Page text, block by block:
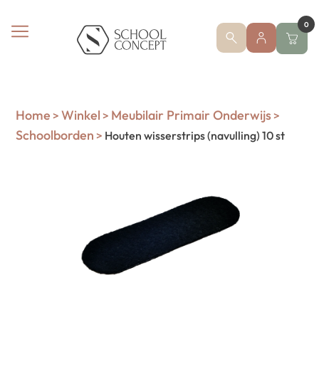
0
Home > Winkel > Meubilair Primair Onderwijs>
Schoolborden > Houten wisserstrips (navulling) 10 st